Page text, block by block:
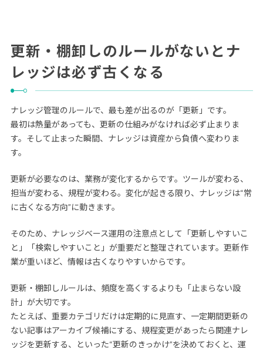
更新・棚卸しのルールがないとナ
レッジは必ず古くなる
ナレッジ管理のルールで、最も差が出るのが「更新」です。
最初は熱量があっても、更新の仕組みがなければ必ず止まりま
す。そして止まった瞬間、ナレッジは資産から負債へ変わりま
す。
更新が必要なのは、業務が変化するからです。ツールが変わる、
担当が変わる、規程が変わる。変化が起きる限り、ナレッジは“常
に古くなる方向”に動きます。
そのため、ナレッジベース運用の注意点として「更新しやすいこ
と」「検索しやすいこと」が重要だと整理されています。更新作
業が重いほど、情報は古くなりやすいからです。
更新・棚卸しルールは、頻度を高くするよりも「止まらない設
計」が大切です。
たとえば、重要カテゴリだけは定期的に見直す、一定期間更新の
ない記事はアーカイブ候補にする、規程変更があったら関連ナレ
ッジを更新する、といった“更新のきっかけ”を決めておくと、運